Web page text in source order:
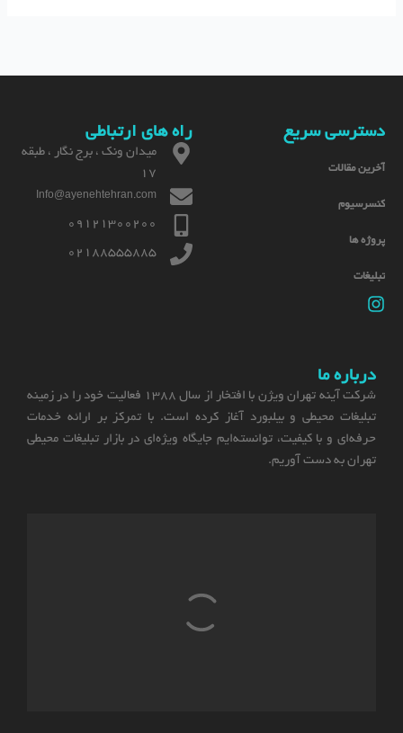
دسترسی سریع
آخرین مقالات
کنسرسیوم
پروژه ها
تبلیغات
راه های ارتباطی
میدان ونک ، برج نگار ، طبقه
17
Info@ayenehtehran.com
09121300200
02188555885
درباره ما
شرکت آینه تهران ویژن با افتخار از سال 1388 فعالیت خود را در زمینه
تبلیغات محیطی و بیلبورد آغاز کرده است. با تمرکز بر ارائه خدمات
حرفه‌ای و با کیفیت، توانسته‌ایم جایگاه ویژه‌ای در بازار تبلیغات محیطی
تهران به دست آوریم.